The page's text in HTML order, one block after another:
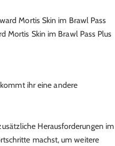
Mortis Skin im Brawl Pass
Mortis Skin im Brawl Pass Plus
ihr eine andere
Herausforderungen im
machst, um weitere